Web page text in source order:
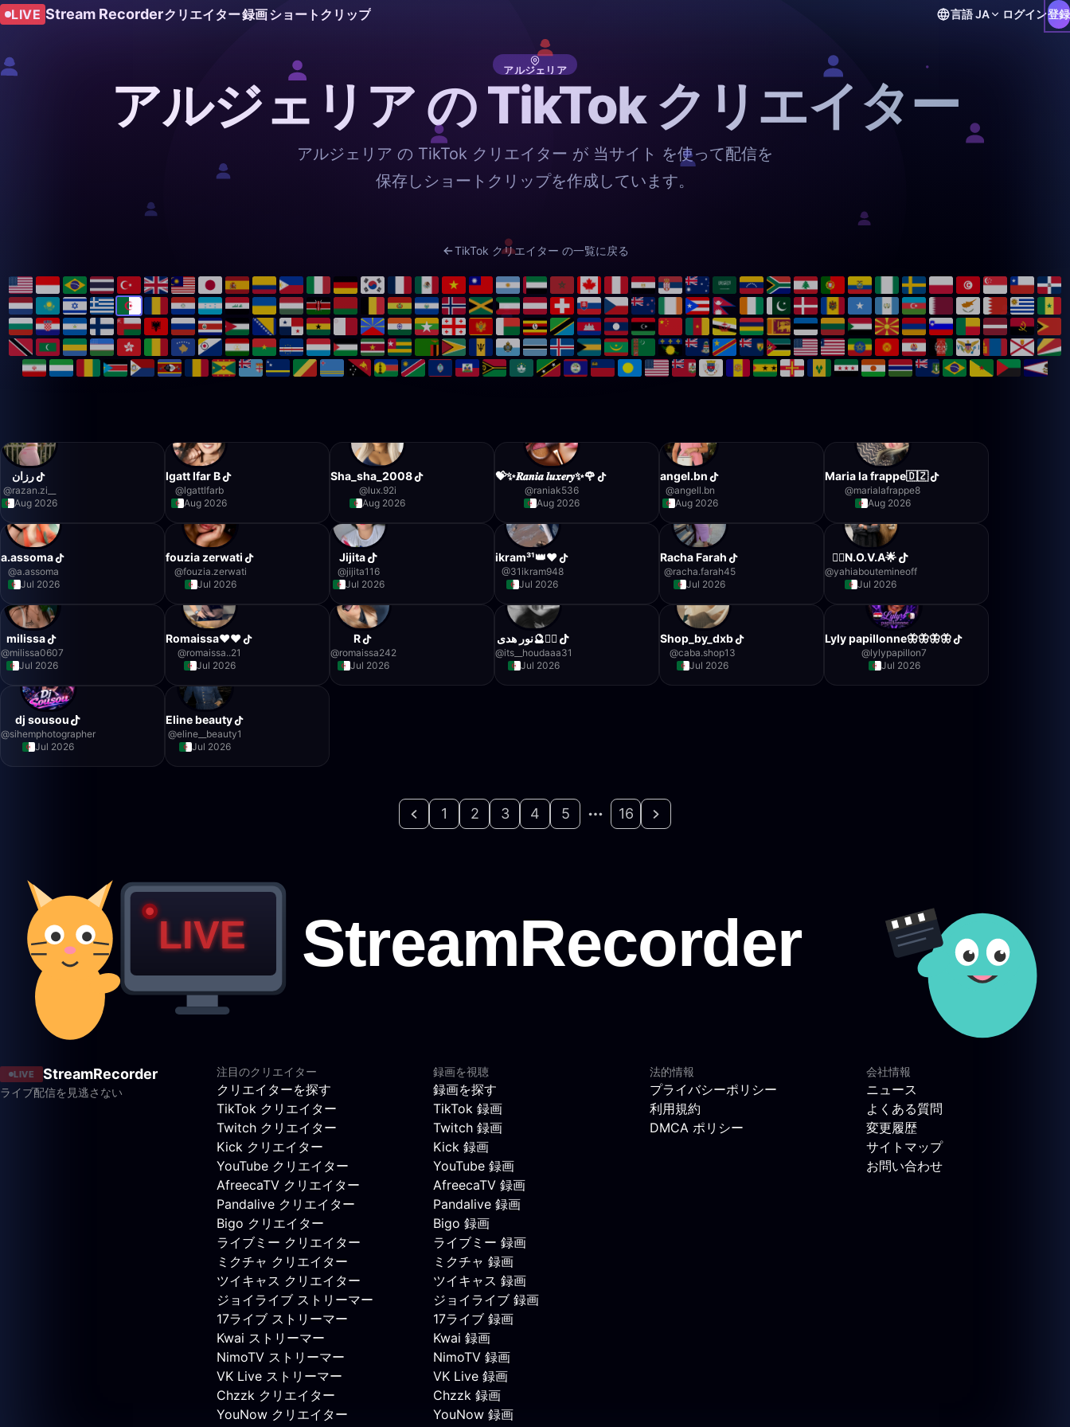
LIVE Stream Recorderクリエイター録画ショートクリップ 言語JA ログイン登録
アルジェリア
アルジェリア の TikTok クリエイター
アルジェリア の TikTok クリエイター が 当サイト を使って配信を
保存しショートクリップを作成しています。
TikTok クリエイター の一覧に戻る
رزان
@razan.zi__
Aug 2026
lgatt lfar B
@lgattlfarb
Aug 2026
Sha_sha_2008
@lux.92i
Aug 2026
💝✨𝑹𝒂𝒏𝒊𝒂 𝒍𝒖𝒙𝒆𝒓𝒚✨🌹
@raniak536
Aug 2026
angel.bn
@angell.bn
Aug 2026
Maria la frappe🇩🇿
@marialafrappe8
Aug 2026
a.assoma
@a.assoma
Jul 2026
fouzia zerwati
@fouzia.zerwati
Jul 2026
Jijita
@jijita116
Jul 2026
ikram³¹👑♥️
@31ikram948
Jul 2026
Racha Farah
@racha.farah45
Jul 2026
❤️‍🔥N.O.V.A🌟
@yahiaboutemineoff
Jul 2026
milissa
@milissa0607
Jul 2026
Romaissa❤️❤️
@romaissa..21
Jul 2026
R
@romaissa242
Jul 2026
نور هدى🔮🧞‍♀️
@its__houdaaa31
Jul 2026
Shop_by_dxb
@caba.shop13
Jul 2026
Lyly papillonne🦋🦋🦋🦋
@lylypapillon7
Jul 2026
dj sousou
@sihemphotographer
Jul 2026
Eline beauty
@eline__beauty1
Jul 2026
1 2 3 4 5 16
LIVE StreamRecorder
ライブ配信を見逃さない
注目のクリエイター
クリエイターを探す
TikTok クリエイター
Twitch クリエイター
Kick クリエイター
YouTube クリエイター
AfreecaTV クリエイター
Pandalive クリエイター
Bigo クリエイター
ライブミー クリエイター
ミクチャ クリエイター
ツイキャス クリエイター
ジョイライブ ストリーマー
17ライブ ストリーマー
Kwai ストリーマー
NimoTV ストリーマー
VK Live ストリーマー
Chzzk クリエイター
YouNow クリエイター
録画を視聴
録画を探す
TikTok 録画
Twitch 録画
Kick 録画
YouTube 録画
AfreecaTV 録画
Pandalive 録画
Bigo 録画
ライブミー 録画
ミクチャ 録画
ツイキャス 録画
ジョイライブ 録画
17ライブ 録画
Kwai 録画
NimoTV 録画
VK Live 録画
Chzzk 録画
YouNow 録画
法的情報
プライバシーポリシー
利用規約
DMCA ポリシー
会社情報
ニュース
よくある質問
変更履歴
サイトマップ
お問い合わせ